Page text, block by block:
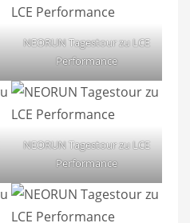
NEORUN Tagestour zu LCE
Performance
NEORUN Tagestour zu LCE
Performance